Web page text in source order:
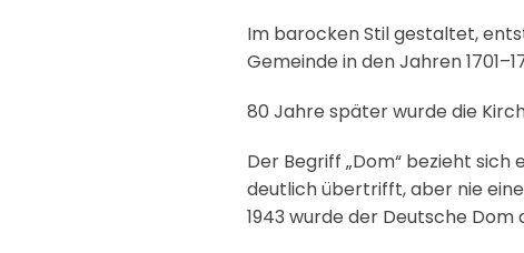
Im barocken Stil gestaltet,
Gemeinde in den Jahren
80 Jahre später wurde die
Der Begriff „Dom“ bezieht
deutlich übertrifft, aber nie
1943 wurde der Deutsche